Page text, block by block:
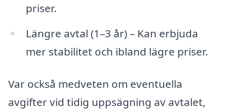
priser.
Längre avtal (1–3 år) – Kan erbjuda
mer stabilitet och ibland lägre priser.
Var också medveten om eventuella
avgifter vid tidig uppsägning av avtalet,